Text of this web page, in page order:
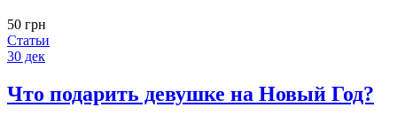
50 грн
Статьи
30 дек
Что подарить девушке на Новый Год?